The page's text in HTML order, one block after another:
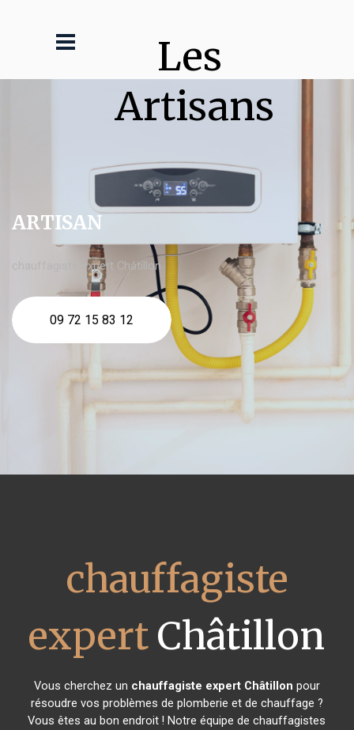
Les
Artisans
ARTISAN
chauffagiste expert Châtillon
09 72 15 83 12
chauffagiste
expert Châtillon
Vous cherchez un chauffagiste expert Châtillon pour
résoudre vos problèmes de plomberie et de chauffage ?
Vous êtes au bon endroit ! Notre équipe de chauffagistes